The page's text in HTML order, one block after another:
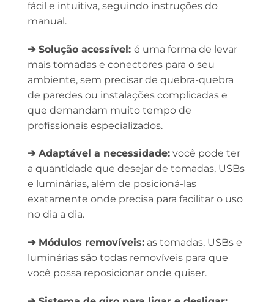
fácil e intuitiva, seguindo instruções do
manual.
➔ Solução acessível: é uma forma de levar
mais tomadas e conectores para o seu
ambiente, sem precisar de quebra-quebra
de paredes ou instalações complicadas e
que demandam muito tempo de
profissionais especializados.
➔ Adaptável a necessidade: você pode ter
a quantidade que desejar de tomadas, USBs
e luminárias, além de posicioná-las
exatamente onde precisa para facilitar o uso
no dia a dia.
➔ Módulos removíveis: as tomadas, USBs e
luminárias são todas removíveis para que
você possa reposicionar onde quiser.